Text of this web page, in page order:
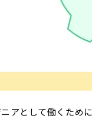
として働くために